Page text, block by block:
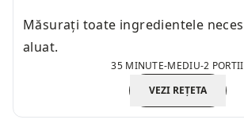
Măsurați toate ingredientele
aluat.
35 MINUTE-MEDIU-2 PORTII
VEZI REȚETA